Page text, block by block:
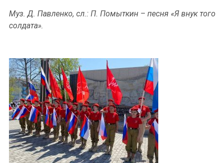
Муз. Д. Павленко, сл.: П. Помыткин – песня «Я внук того
солдата».